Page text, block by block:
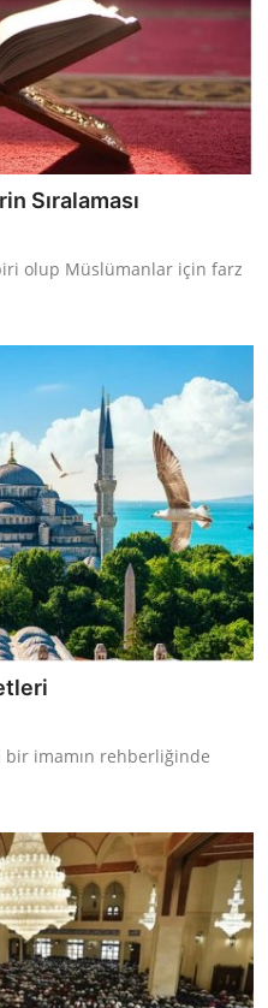
Sıralaması
olup Müslümanlar için farz
bir imamın rehberliğinde